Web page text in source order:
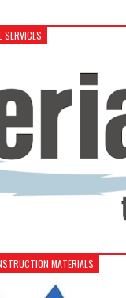
SERVICES
MATERIALS